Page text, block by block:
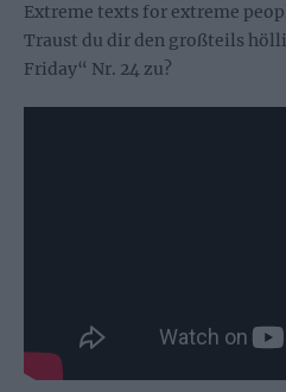
Extreme texts for extreme
Traust du dir den großteils
Friday“ Nr. 24 zu?